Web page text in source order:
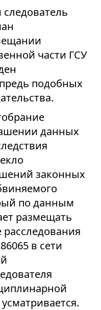
части ГСУ
подобных
данных
законных
по данным
размещать
в сети